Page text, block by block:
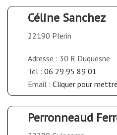
Céline Sanchez
22190 Plerin
Adresse : 30 R Duquesne
Tél : 06 29 95 89 01
Email : Cliquer pour
Perronneaud